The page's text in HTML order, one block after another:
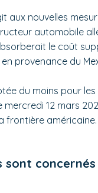
aux nouvelles
automobile
le coût
provenance du
du moins pour
12 mars
frontière américaine.
sont concernés